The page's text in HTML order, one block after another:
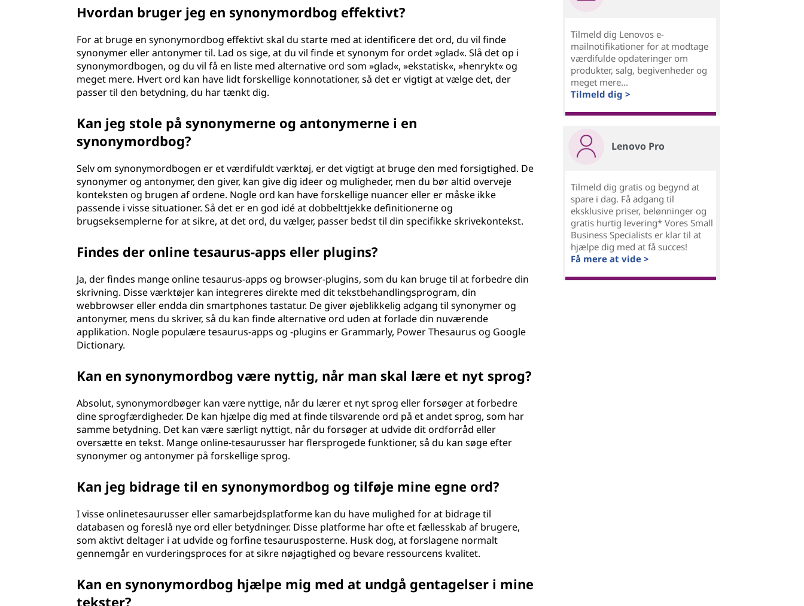
Hvordan bruger jeg en synonymordbog effektivt?
For at bruge en synonymordbog effektivt skal du starte med at identificere det ord, du vil finde
synonymer eller antonymer til. Lad os sige, at du vil finde et synonym for ordet »glad«. Slå det op i
synonymordbogen, og du vil få en liste med alternative ord som »glad«, »ekstatisk«, »henrykt« og
meget mere. Hvert ord kan have lidt forskellige konnotationer, så det er vigtigt at vælge det, der
passer til den betydning, du har tænkt dig.
Kan jeg stole på synonymerne og antonymerne i en
synonymordbog?
Selv om synonymordbogen er et værdifuldt værktøj, er det vigtigt at bruge den med forsigtighed. De
synonymer og antonymer, den giver, kan give dig ideer og muligheder, men du bør altid overveje
konteksten og brugen af ordene. Nogle ord kan have forskellige nuancer eller er måske ikke
passende i visse situationer. Så det er en god idé at dobbelttjekke definitionerne og
brugseksemplerne for at sikre, at det ord, du vælger, passer bedst til din specifikke skrivekontekst.
Findes der online tesaurus-apps eller plugins?
Ja, der findes mange online tesaurus-apps og browser-plugins, som du kan bruge til at forbedre din
skrivning. Disse værktøjer kan integreres direkte med dit tekstbehandlingsprogram, din
webbrowser eller endda din smartphones tastatur. De giver øjeblikkelig adgang til synonymer og
antonymer, mens du skriver, så du kan finde alternative ord uden at forlade din nuværende
applikation. Nogle populære tesaurus-apps og -plugins er Grammarly, Power Thesaurus og Google
Dictionary.
Kan en synonymordbog være nyttig, når man skal lære et nyt sprog?
Absolut, synonymordbøger kan være nyttige, når du lærer et nyt sprog eller forsøger at forbedre
dine sprogfærdigheder. De kan hjælpe dig med at finde tilsvarende ord på et andet sprog, som har
samme betydning. Det kan være særligt nyttigt, når du forsøger at udvide dit ordforråd eller
oversætte en tekst. Mange online-tesaurusser har flersprogede funktioner, så du kan søge efter
synonymer og antonymer på forskellige sprog.
Kan jeg bidrage til en synonymordbog og tilføje mine egne ord?
I visse onlinetesaurusser eller samarbejdsplatforme kan du have mulighed for at bidrage til
databasen og foreslå nye ord eller betydninger. Disse platforme har ofte et fællesskab af brugere,
som aktivt deltager i at udvide og forfine tesaurusposterne. Husk dog, at forslagene normalt
gennemgår en vurderingsproces for at sikre nøjagtighed og bevare ressourcens kvalitet.
Kan en synonymordbog hjælpe mig med at undgå gentagelser i mine
tekster?
Tilmeld dig Lenovos e-
mailnotifikationer for at modtage
værdifulde opdateringer om
produkter, salg, begivenheder og
meget mere...
Tilmeld dig >
Lenovo Pro
Tilmeld dig gratis og begynd at
spare i dag. Få adgang til
eksklusive priser, belønninger og
gratis hurtig levering* Vores Small
Business Specialists er klar til at
hjælpe dig med at få succes!
Få mere at vide >